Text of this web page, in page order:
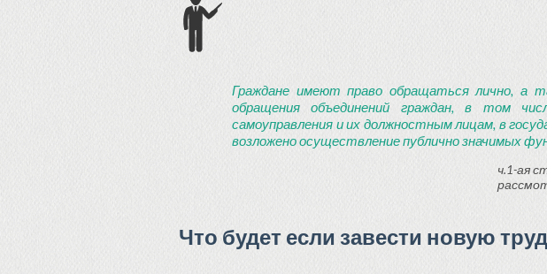
Граждане имеют право обращаться лично, а
обращения объединений граждан, в том
самоуправления и их должностным лицам, в
возложено осуществление публично значимых
ч.1-ая
Что будет если завести новую